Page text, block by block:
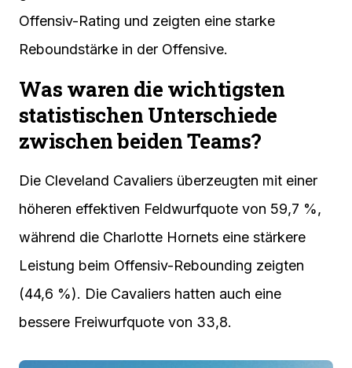
Offensiv-Rating und zeigten eine starke
Reboundstärke in der Offensive.
Was waren die wichtigsten
statistischen Unterschiede
zwischen beiden Teams?
Die Cleveland Cavaliers überzeugten mit einer
höheren effektiven Feldwurfquote von 59,7 %,
während die Charlotte Hornets eine stärkere
Leistung beim Offensiv-Rebounding zeigten
(44,6 %). Die Cavaliers hatten auch eine
bessere Freiwurfquote von 33,8.